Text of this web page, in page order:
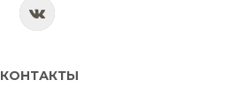
КОНТАКТЫ